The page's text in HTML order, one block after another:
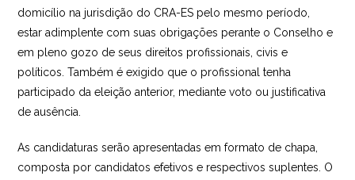
domicílio na jurisdição do CRA-ES pelo mesmo período,
estar adimplente com suas obrigações perante o Conselho e
em pleno gozo de seus direitos profissionais, civis e
políticos. Também é exigido que o profissional tenha
participado da eleição anterior, mediante voto ou justificativa
de ausência.
As candidaturas serão apresentadas em formato de chapa,
composta por candidatos efetivos e respectivos suplentes. O